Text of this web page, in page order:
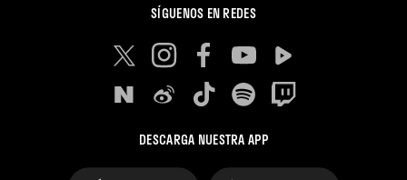
SÍGUENOS EN REDES
DESCARGA NUESTRA APP